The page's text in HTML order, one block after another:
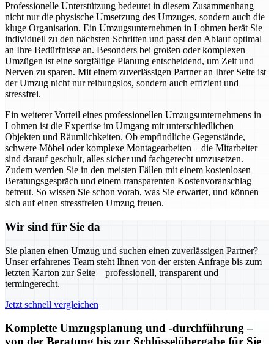
Professionelle Unterstützung bedeutet in diesem Zusammenhang
nicht nur die physische Umsetzung des Umzuges, sondern auch die
kluge Organisation. Ein Umzugsunternehmen in Lohmen berät Sie
individuell zu den nächsten Schritten und passt den Ablauf optimal
an Ihre Bedürfnisse an. Besonders bei großen oder komplexen
Umzügen ist eine sorgfältige Planung entscheidend, um Zeit und
Nerven zu sparen. Mit einem zuverlässigen Partner an Ihrer Seite ist
der Umzug nicht nur reibungslos, sondern auch effizient und
stressfrei.
Ein weiterer Vorteil eines professionellen Umzugsunternehmens in
Lohmen ist die Expertise im Umgang mit unterschiedlichen
Objekten und Räumlichkeiten. Ob empfindliche Gegenstände,
schwere Möbel oder komplexe Montagearbeiten – die Mitarbeiter
sind darauf geschult, alles sicher und fachgerecht umzusetzen.
Zudem werden Sie in den meisten Fällen mit einem kostenlosen
Beratungsgespräch und einem transparenten Kostenvoranschlag
betreut. So wissen Sie schon vorab, was Sie erwartet, und können
sich auf einen stressfreien Umzug freuen.
Wir sind für Sie da
Sie planen einen Umzug und suchen einen zuverlässigen Partner?
Unser erfahrenes Team steht Ihnen von der ersten Anfrage bis zum
letzten Karton zur Seite – professionell, transparent und
termingerecht.
Jetzt schnell vergleichen
Komplette Umzugsplanung und -durchführung –